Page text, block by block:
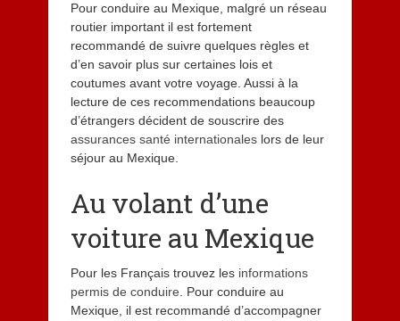
Pour conduire au Mexique, malgré un réseau
routier important il est fortement
recommandé de suivre quelques règles et
d’en savoir plus sur certaines lois et
coutumes avant votre voyage. Aussi à la
lecture de ces recommendations beaucoup
d’étrangers décident de souscrire des
assurances santé internationaleslors de leur
séjour au Mexique.
Au volant d’une
voiture au Mexique
Pour les Français trouvez les informations
permis de conduire . Pour conduire au
Mexique, il est recommandé d’accompagner